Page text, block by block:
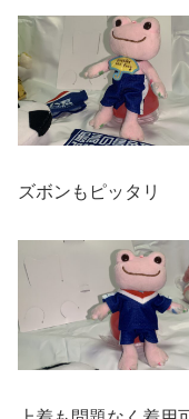
ズボンもピッタリ